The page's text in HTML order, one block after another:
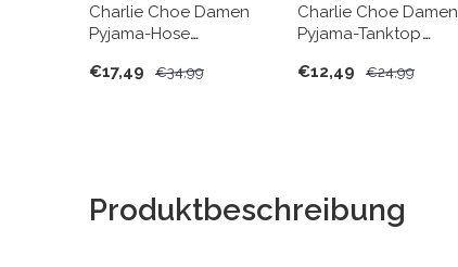
Charlie Choe Damen
Pyjama-Hose
Blumenmuster
€17,49 €34,99
Charlie Choe Damen
Pyjama-Tanktop
€12,49
€24,99
Produktbeschreibung